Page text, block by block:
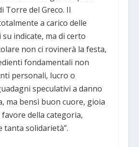
Torre del Greco. Il
a carico delle
indicate, ma di certo
non ci rovinerà la festa,
fondamentali non
personali, lucro o
speculativi a danno
ma bensì buon cuore, gioia
della categoria,
tanta solidarietà”.